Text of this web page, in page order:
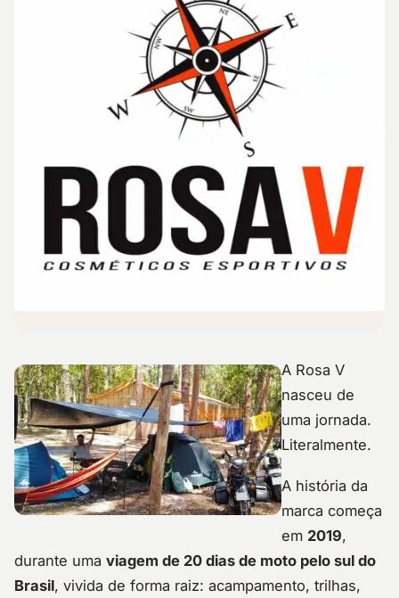
A Rosa V
nasceu de
uma jornada.
Literalmente.
A história da
marca começa
em 2019,
durante uma viagem de 20 dias de moto pelo sul do
Brasil, vivida de forma raiz: acampamento, trilhas,